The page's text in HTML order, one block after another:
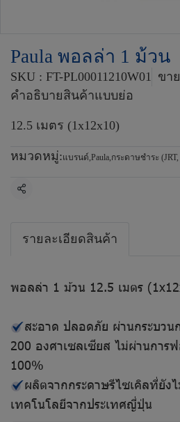
Paula พอลล่า 1 ม้วน
SKU : FT-PL00011210W01 ขา
คำอธิบายสินค้าแบบย่อ
12.5 เมตร (1x12x10)
หมวดหมู่:แบรนด์,Paula,กระดาษชำระ (JRT,
แชร์
รายละเอียดสินค้า
พอลล่า 1 ม้วน 12.5 เมตร
สะอาด ปลอดภัย ผ่านกระบวน
200 องศาเซลเซียส ไม่ผ่านการ
100%
ผลิตจากกระดาษรีไซเคิลที่ยัง
เทคโนโลยีจากประเทศญี่ปุ่น